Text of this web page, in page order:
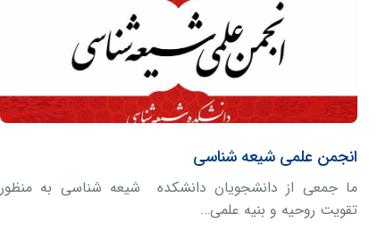
انجمن علمی شیعه شناسی
ما جمعی از دانشجویان دانشکده شیعه شناسی به منظور
تقویت روحیه و بنیه علمی…